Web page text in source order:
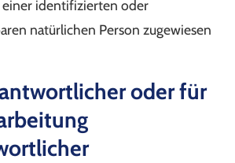
identifizierten oder
natürlichen Person zugewiesen
oder für